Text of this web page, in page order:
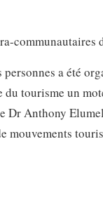
a été
tourisme un
Dr Anthony
mouvements